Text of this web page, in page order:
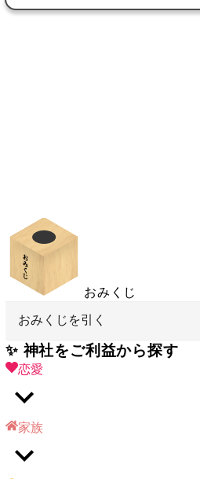
おみくじ
おみくじを引く
✨ 神社をご利益から探す
恋愛
家族